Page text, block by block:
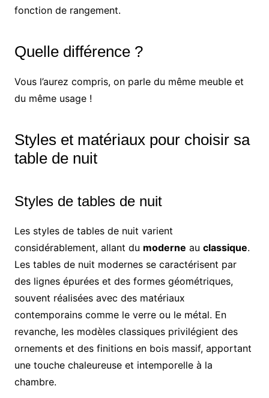
fonction de rangement.
Quelle différence ?
Vous l’aurez compris, on parle du même meuble et
du même usage !
Styles et matériaux pour choisir sa
table de nuit
Styles de tables de nuit
Les styles de tables de nuit varient
considérablement, allant du moderne au classique.
Les tables de nuit modernes se caractérisent par
des lignes épurées et des formes géométriques,
souvent réalisées avec des matériaux
contemporains comme le verre ou le métal. En
revanche, les modèles classiques privilégient des
ornements et des finitions en bois massif, apportant
une touche chaleureuse et intemporelle à la
chambre.